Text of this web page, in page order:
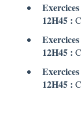
12H45 :
12H45 :
12H45 :